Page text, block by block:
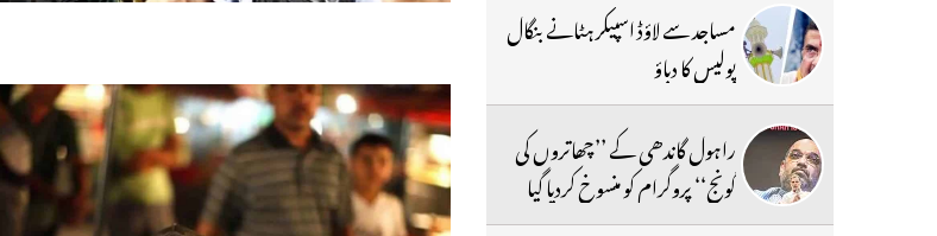
مساجد سے لاؤڈ اسپیکر ہٹانے بنگال
پولیس کا دباؤ
راہول گاندھی کے ’’چھاتروں کی
گونج‘‘ پروگرام کو منسوخ کردیا گیا